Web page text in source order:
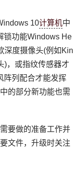
10计算机中
锁功能Windows He
深度摄像头(例如Kin
)，或指纹传感器才
阵列配合才能发挥
的部分新功能也需
要做的准备工作并
文件，升级时关注